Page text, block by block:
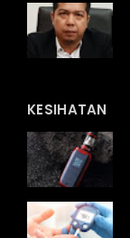
KESIHATAN